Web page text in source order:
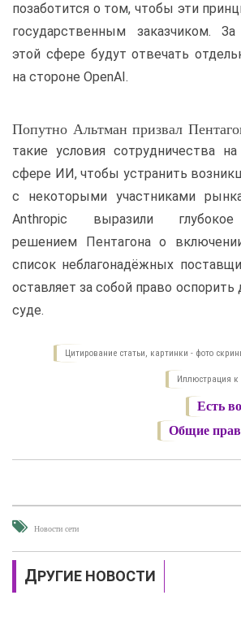
позаботится о том, чтобы эти
государственным заказчиком.
этой сфере будут отвечать
на стороне OpenAI.
Попутно Альтман призвал
такие условия сотрудничества
сфере ИИ, чтобы устранить
с некоторыми участниками
Anthropic выразили глубокое
решением Пентагона о
список неблагонадёжных
оставляет за собой право
суде.
Цитирование статьи, картинки - фото
Иллюстрация к
Есть
Общие
Новости сети
ДРУГИЕ НОВОСТИ